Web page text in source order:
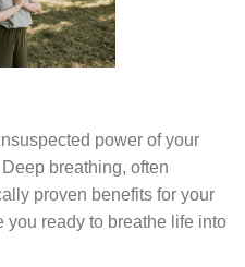
power of your
breathing, often
proven benefits for your
you ready to breathe life into